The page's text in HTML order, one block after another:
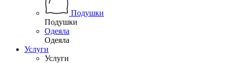
Подушки
Подушки
Одеяла
Одеяла
Услуги
Услуги